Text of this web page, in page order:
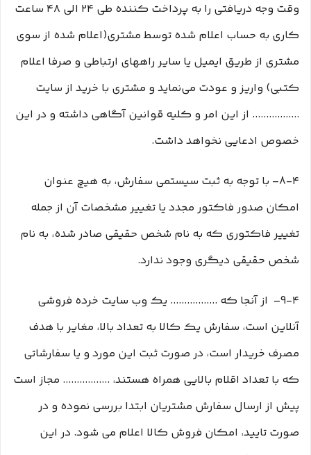
وقت وجه دریافتی را به پرداخت کننده طی ۲۴ الی ۴۸ ساعت
کاری به حساب اعلام شده توسط مشتری(اعلام شده از سوی
مشتری از طریق ایمیل یا سایر راههای ارتباطی و صرفا اعلام
کتبی) واریز و عودت می‌نماید و مشتری با خرید از سایت
................. از این امر و کلیه قوانین آگاهی داشته و در این
خصوص ادعایی نخواهد داشت.
8-۴– با توجه به ثبت سیستمی سفارش، به هیچ عنوان
امکان صدور فاکتور مجدد یا تغییر مشخصات آن از جمله
تغییر فاکتوری که به نام شخص حقیقی صادر شده، به نام
شخص حقیقی دیگری وجود ندارد.
9-۴– از آنجا که ................. یک وب ‌سایت خرده‌ فروشی
آنلاین است، سفارش یک کالا به تعداد بالا، مغایر با هدف
مصرف خریدار است، در صورت ثبت این مورد و یا سفارشاتی
که با تعداد اقلام بالایی همراه هستند، ................. مجاز است
پیش از ارسال سفارش مشتریان ابتدا بررسی نموده و در
صورت تایید، امکان فروش کالا اعلام می شود. در این